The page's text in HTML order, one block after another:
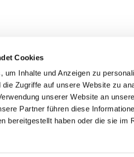
Cookies
um Inhalte und Anzeigen zu
Zugriffe auf unsere Website zu
unserer Website an
Partner führen diese
bereitgestellt haben oder die sie im
Anklam-Greifswald · Bahnhofstr.